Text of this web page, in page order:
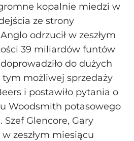
kopalnie miedzi w
ze strony
odrzucił w zeszłym
39 miliardów funtów
do dużych
możliwej sprzedaży
i postawiło pytania o
Woodsmith potasowego
Glencore, Gary
zeszłym miesiącu